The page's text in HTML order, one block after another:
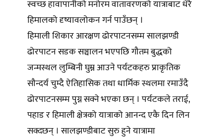
स्वच्छ हावापानीको मनोरम वातावरणको यात्राबाट धेरै
हिमालको दृष्यावलोकन गर्न पाउँछन् ।
हिमाली शिकार आरक्षण ढोरपाटनसम्म सालझण्डी
ढोरपाटन सडक सञ्चालन भएपछि गौतम बुद्धको
जन्मस्थल लुम्बिनी घुम्न आउने पर्यटकहरु प्राकृतिक
सौन्दर्य चुम्दै ऐतिहासिक तथा धार्मिक स्थलमा रमाउँदै
ढोरपाटनसम्म पुग्न सक्ने भएका छन् । पर्यटकले तराई,
पहाड र हिमाली क्षेत्रको यात्राको आनन्द एकै दिन लिन
सक्दछन् । सालझण्डीबाट सुरु हुने यात्रामा